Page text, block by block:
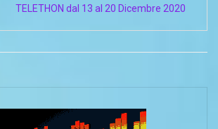
TELETHON dal 13 al 20 Dicembre 2020